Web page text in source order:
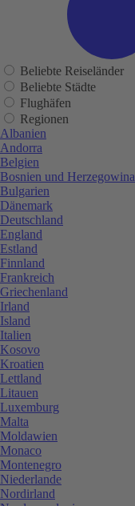
Beliebte Reiseländer
Beliebte Städte
Flughäfen
Regionen
Albanien
Andorra
Belgien
Bosnien und Herzegowina
Bulgarien
Dänemark
Deutschland
England
Estland
Finnland
Frankreich
Griechenland
Irland
Island
Italien
Kosovo
Kroatien
Lettland
Litauen
Luxemburg
Malta
Moldawien
Monaco
Montenegro
Niederlande
Nordirland